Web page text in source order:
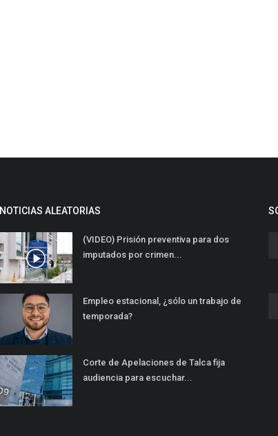
NOTICIAS ALEATORIAS
(VIDEO) Prisión preventiva para dos
imputados por crimen...
Empleo estacional, ¿sólo un trabajo de
temporada?
Corte de Apelaciones de Talca fija
audiencia para escuchar...